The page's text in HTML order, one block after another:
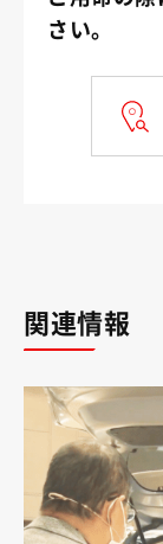
さい。
関連情報